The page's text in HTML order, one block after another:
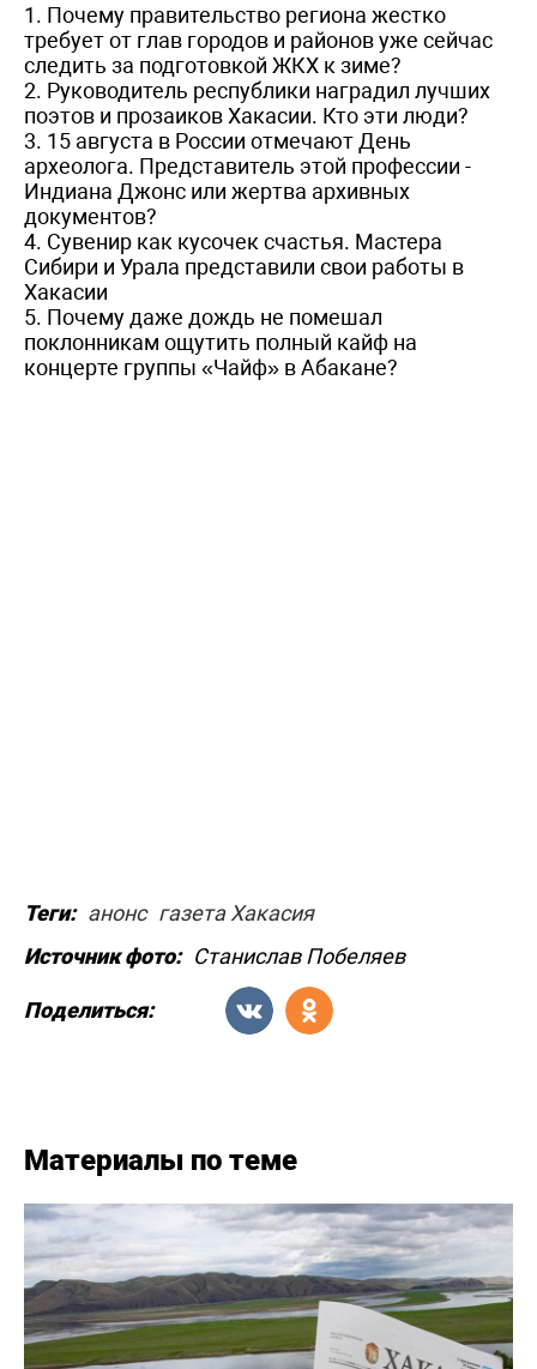
1. Почему правительство региона жестко
требует от глав городов и районов уже сейчас
следить за подготовкой ЖКХ к зиме?
2. Руководитель республики наградил лучших
поэтов и прозаиков Хакасии. Кто эти люди?
3. 15 августа в России отмечают День
археолога. Представитель этой профессии -
Индиана Джонс или жертва архивных
документов?
4. Сувенир как кусочек счастья. Мастера
Сибири и Урала представили свои работы в
Хакасии
5. Почему даже дождь не помешал
поклонникам ощутить полный кайф на
концерте группы «Чайф» в Абакане?
Теги: анонс газета Хакасия
Источник фото: Станислав Побеляев
Поделиться:
Материалы по теме